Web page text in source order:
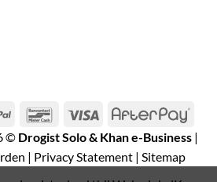
PayPal Bancontact
Visa
© Drogist Solo & Khan e-Business|
| Privacy Statement | Sitemap